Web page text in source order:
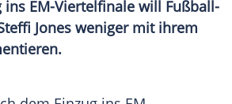
ins EM-Viertelfinale will Fußball-
Jones weniger mit ihrem